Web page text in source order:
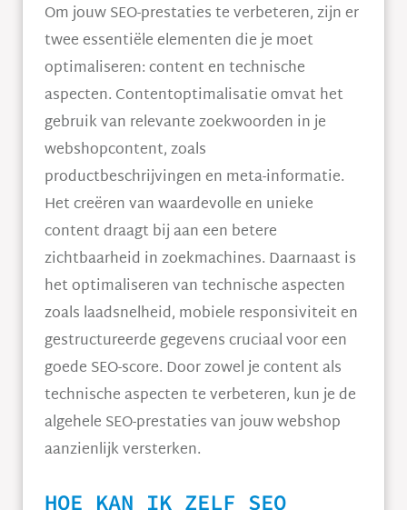
Om jouw SEO-prestaties te verbeteren, zijn er
twee essentiële elementen die je moet
optimaliseren: content en technische
aspecten. Contentoptimalisatie omvat het
gebruik van relevante zoekwoorden in je
webshopcontent, zoals
productbeschrijvingen en meta-informatie.
Het creëren van waardevolle en unieke
content draagt bij aan een betere
zichtbaarheid in zoekmachines. Daarnaast is
het optimaliseren van technische aspecten
zoals laadsnelheid, mobiele responsiviteit en
gestructureerde gegevens cruciaal voor een
goede SEO-score. Door zowel je content als
technische aspecten te verbeteren, kun je de
algehele SEO-prestaties van jouw webshop
aanzienlijk versterken.
HOE KAN IK ZELF SEO